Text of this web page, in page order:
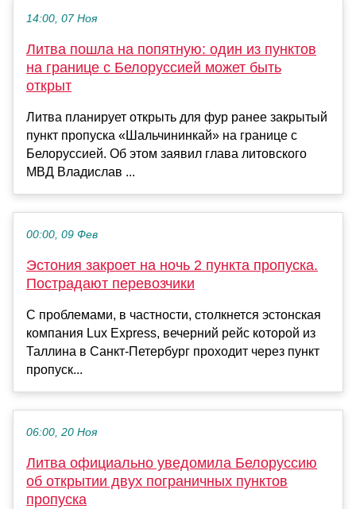
14:00, 07 Ноя
Литва пошла на попятную: один из пунктов
на границе с Белоруссией может быть
открыт
Литва планирует открыть для фур ранее закрытый
пункт пропуска «Шальчининкай» на границе с
Белоруссией. Об этом заявил глава литовского
МВД Владислав ...
00:00, 09 Фев
Эстония закроет на ночь 2 пункта пропуска.
Пострадают перевозчики
С проблемами, в частности, столкнется эстонская
компания Lux Express, вечерний рейс которой из
Таллина в Санкт-Петербург проходит через пункт
пропуск...
06:00, 20 Ноя
Литва официально уведомила Белоруссию
об открытии двух пограничных пунктов
пропуска